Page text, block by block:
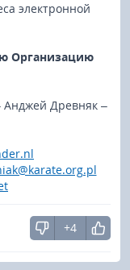
электронной
Организацию
Древняк –
+4